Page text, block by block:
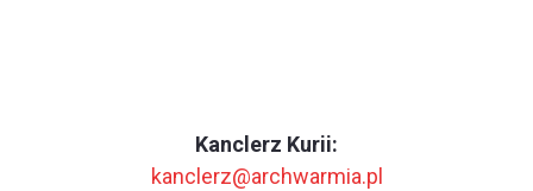
Kanclerz Kurii:
kanclerz@archwarmia.pl